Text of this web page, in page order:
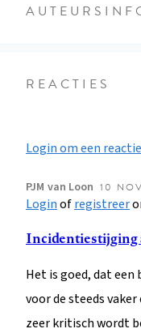
REACTIES
Login om een
PJM van Loon 10
Loginofregistreer
Incidentiestijging
Het is goed, dat
voor de steeds
zeer kritisch wordt